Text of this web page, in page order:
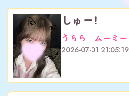
しゅー！
うらら ムーミー
2026-07-01 21:05:19